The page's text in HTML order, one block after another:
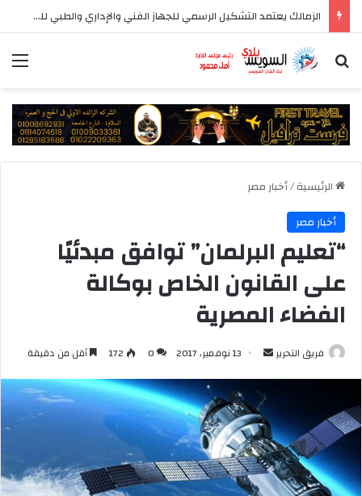
الزمالك يعتمد التشكيل الرسمي للجهاز الفني والإداري والطبي للفريق الأول
بحث عن
الرئيسية/أخبار مصر
أخبار مصر
“تعليم البرلمان” توافق مبدئيًا
على القانون الخاص بوكالة
الفضاء المصرية
فريق التحرير
أرسل
إلكترونيا
13 نوفمبر، 2017 0
172 أقل من دقيقة